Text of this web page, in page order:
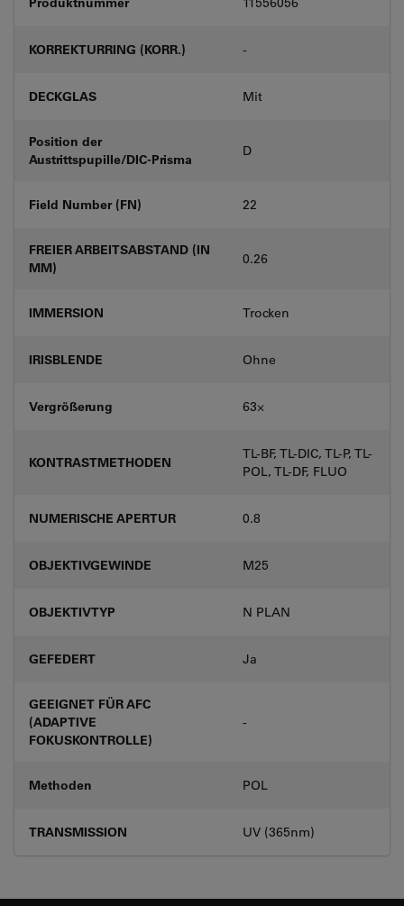
KORREKTURRING (KORR.) -
DECKGLAS Mit
Position der
Austrittspupille/DIC-Prisma
D
Field Number (FN) 22
FREIER ARBEITSABSTAND (IN
MM)
0.26
IMMERSION Trocken
IRISBLENDE Ohne
Vergrößerung 63⨉
KONTRASTMETHODEN
TL-BF, TL-DIC, TL-P, TL-
POL, TL-DF, FLUO
NUMERISCHE APERTUR 0.8
OBJEKTIVGEWINDE M25
OBJEKTIVTYP N PLAN
GEFEDERT Ja
GEEIGNET FÜR AFC
(ADAPTIVE
FOKUSKONTROLLE)
-
Methoden POL
TRANSMISSION UV (365nm)